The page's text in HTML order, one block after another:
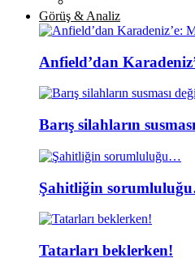
Görüş & Analiz
Anfield’dan
Barış silahların
Şahitliğin
Tatarları beklerken!